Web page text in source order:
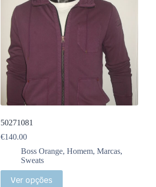
50271081
€140.00
Boss Orange, Homem, Marcas,
Sweats
Ver opções